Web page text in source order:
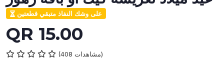
على وشك النفاذ متبقي قطعتين
QR 15.00
(408 مشاهدات)